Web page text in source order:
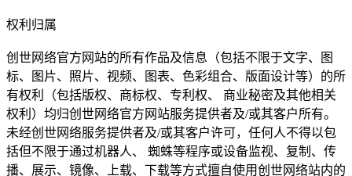
权利归属
创世网络官方网站的所有作品及信息（包括不限于文字、图
标、图片、照片、视频、图表、色彩组合、版面设计等）的所
有权利（包括版权、商标权、专利权、 商业秘密及其他相关
权利）均归创世网络官方网站服务提供者及/或其客户所有。
未经创世网络服务提供者及/或其客户许可，任何人不得以包
括但不限于通过机器人、 蜘蛛等程序或设备监视、复制、传
播、展示、镜像、上载、下载等方式擅自使用创世网络站内的